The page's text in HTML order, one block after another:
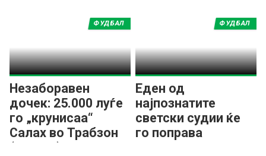
Незаборавен
дочек: 25.000 луѓе
го „крунисаа“
Салах во Трабзон
(ВИДЕО)
ФУДБАЛ
Еден од
најпознатите
светски судии ќе
го поправа
ФУДБАЛ